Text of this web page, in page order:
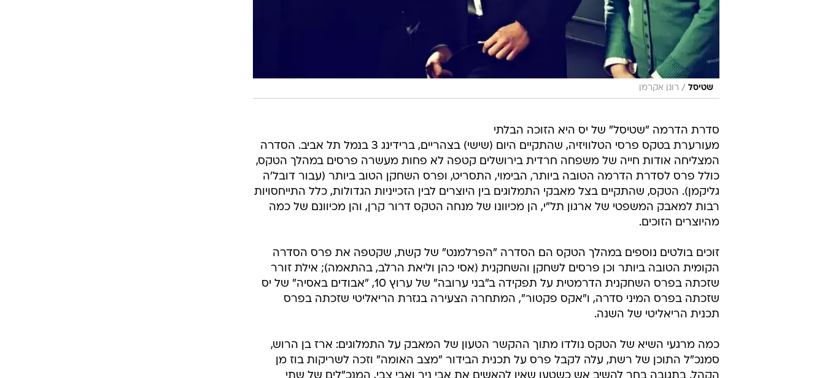
שטיסל / רונן אקרמן
סדרת הדרמה "שטיסל" של יס היא הזוכה הבלתי
מעורערת בטקס פרסי הטלוויזיה, שהתקיים היום (שישי) בצהריים, ברידינג 3 בנמל תל אביב. הסדרה
המצליחה אודות חייה של משפחה חרדית בירושלים קטפה לא פחות מעשרה פרסים במהלך הטקס,
כולל פרס לסדרת הדרמה הטובה ביותר, הבימוי, התסריט, ופרס השחקן הטוב ביותר (עבור דובל'ה
רבות למאבק המשפטי של ארגון תל"י, הן מכיוונו של מנחה הטקס דרור קרן, והן מכיוונם של כמה
מהיוצרים הזוכים.